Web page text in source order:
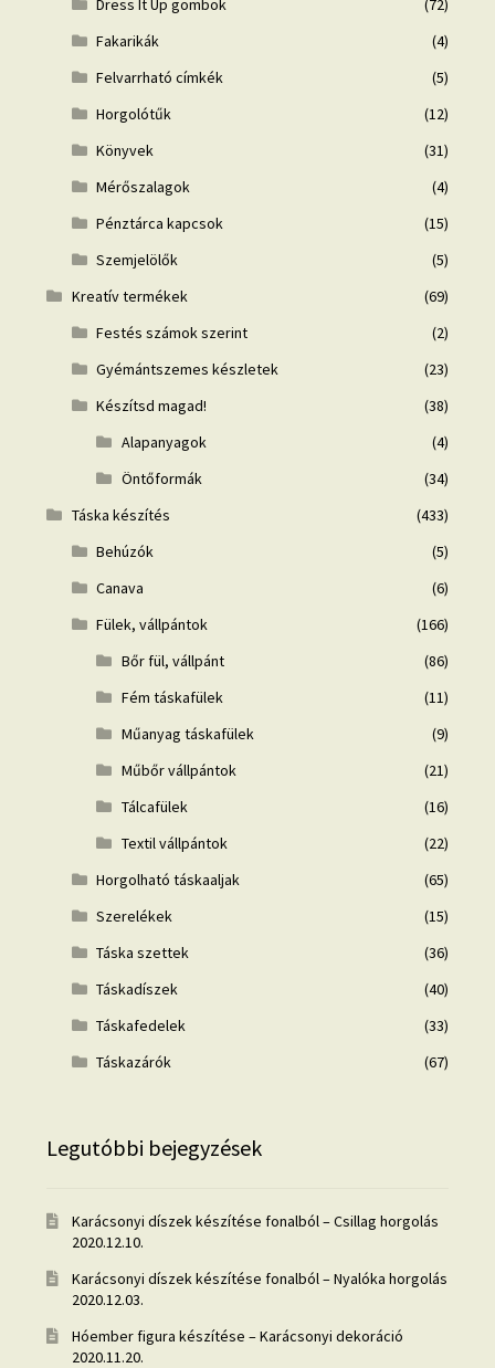
Dress It Up gombok
(72)
Fakarikák
(4)
Felvarrható címkék
(5)
Horgolótűk
(12)
Könyvek
(31)
Mérőszalagok
(4)
Pénztárca kapcsok
(15)
Szemjelölők
(5)
Kreatív termékek
(69)
Festés számok szerint
(2)
Gyémántszemes készletek
(23)
Készítsd magad!
(38)
Alapanyagok
(4)
Öntőformák
(34)
Táska készítés
(433)
Behúzók
(5)
Canava
(6)
Fülek, vállpántok
(166)
Bőr fül, vállpánt
(86)
Fém táskafülek
(11)
Műanyag táskafülek
(9)
Műbőr vállpántok
(21)
Tálcafülek
(16)
Textil vállpántok
(22)
Horgolható táskaaljak
(65)
Szerelékek
(15)
Táska szettek
(36)
Táskadíszek
(40)
Táskafedelek
(33)
Táskazárók
(67)
Legutóbbi bejegyzések
Karácsonyi díszek készítése fonalból – Csillag horgolás
2020.12.10.
Karácsonyi díszek készítése fonalból – Nyalóka horgolás
2020.12.03.
Hóember figura készítése – Karácsonyi dekoráció
2020.11.20.